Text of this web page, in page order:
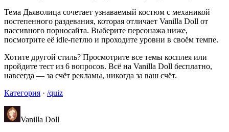
Тема Дьяволица сочетает узнаваемый костюм с механикой
постепенного раздевания, которая отличает Vanilla Doll от
пассивного порносайта. Выберите персонажа ниже,
посмотрите её idle-петлю и проходите уровни в своём темпе.
Хотите другой стиль? Просмотрите все темы косплея или
пройдите тест из 6 вопросов. Всё на Vanilla Doll бесплатно,
навсегда — за счёт рекламы, никогда за ваш счёт.
Категория · /quiz
Vanilla Doll